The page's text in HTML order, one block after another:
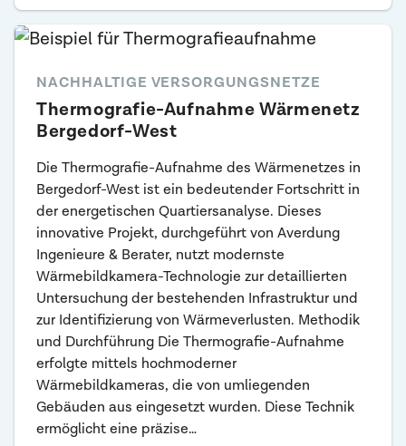
NACHHALTIGE VERSORGUNGSNETZE
Thermografie-Aufnahme Wärmenetz
Bergedorf-West
Die Thermografie-Aufnahme des Wärmenetzes in
Bergedorf-West ist ein bedeutender Fortschritt in
der energetischen Quartiersanalyse. Dieses
innovative Projekt, durchgeführt von Averdung
Ingenieure & Berater, nutzt modernste
Wärmebildkamera-Technologie zur detaillierten
Untersuchung der bestehenden Infrastruktur und
zur Identifizierung von Wärmeverlusten. Methodik
und Durchführung Die Thermografie-Aufnahme
erfolgte mittels hochmoderner
Wärmebildkameras, die von umliegenden
Gebäuden aus eingesetzt wurden. Diese Technik
ermöglicht eine präzise…